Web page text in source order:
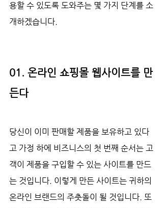
용할 수 있도록 도와주는 몇 가지 단계를 소
개하겠습니다.
01. 온라인 쇼핑몰 웹사이트를 만
든다
당신이 이미 판매할 제품을 보유하고 있다
고 가정 하에 비즈니스의 첫 번째 순서는 고
객이 제품을 구입할 수 있는 사이트를 만드
는 것입니다. 이렇게 만든 사이트는 귀하의
온라인 브랜드의 주춧돌이 될 것입니다. 또